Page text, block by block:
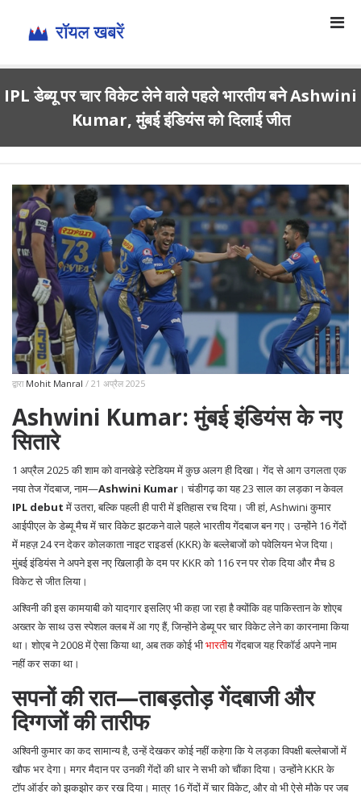
IPL डेब्यू पर चार विकेट लेने वाले पहले भारतीय बने Ashwini
Kumar, मुंबई इंडियंस को दिलाई जीत
द्वारा Mohit Manral / 21 अप्रैल 2025
Ashwini Kumar: मुंबई इंडियंस के नए
सितारे
1 अप्रैल 2025 की शाम को वानखेड़े स्टेडियम में कुछ अलग ही दिखा। गेंद से आग उगलता एक
नया तेज गेंदबाज, नाम—Ashwini Kumar । चंडीगढ़ का यह 23 साल का लड़का न केवल
IPL debutमें उतरा, बल्कि पहली ही पारी में इतिहास रच दिया। जी हां, Ashwini कुमार
आईपीएल के डेब्यू मैच में चार विकेट झटकने वाले पहले भारतीय गेंदबाज बन गए। उन्होंने 16 गेंदों
में महज़ 24 रन देकर कोलकाता नाइट राइडर्स (KKR) के बल्लेबाजों को पवेलियन भेज दिया।
मुंबई इंडियंस ने अपने इस नए खिलाड़ी के दम पर KKR को 116 रन पर रोक दिया और मैच 8
विकेट से जीत लिया।
अश्विनी की इस कामयाबी को यादगार इसलिए भी कहा जा रहा है क्योंकि वह पाकिस्तान के शोएब
अख्तर के साथ उस स्पेशल क्लब में आ गए हैं, जिन्होंने डेब्यू पर चार विकेट लेने का कारनामा किया
था। शोएब ने 2008 में ऐसा किया था, अब तक कोई भीभारतीय गेंदबाज यह रिकॉर्ड अपने नाम
नहीं कर सका था।
सपनों की रात—ताबड़तोड़ गेंदबाजी और
दिग्गजों की तारीफ
अश्विनी कुमार का कद सामान्य है, उन्हें देखकर कोई नहीं कहेगा कि ये लड़का विपक्षी बल्लेबाजों में
खौफ भर देगा। मगर मैदान पर उनकी गेंदों की धार ने सभी को चौंका दिया। उन्होंने KKR के
टॉप ऑर्डर को झकझोर कर रख दिया। मात्र 16 गेंदों में चार विकेट, और वो भी ऐसे मौके पर जब